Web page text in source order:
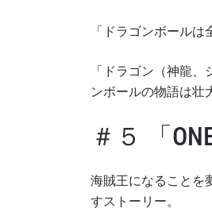
「ドラゴンボール
「ドラゴン（神龍
ンボールの物語は壮
＃５ 「
海賊王になることを
すストーリー。